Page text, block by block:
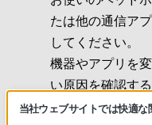
たは他の通信ア
してください。
機器やアプリを
い原因を確認す
当社ウェブサイトでは快適な